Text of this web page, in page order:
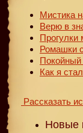
Мистика
Верю в
Прогулки
Ромашки
Покойный
Как я
Рассказать
Новые